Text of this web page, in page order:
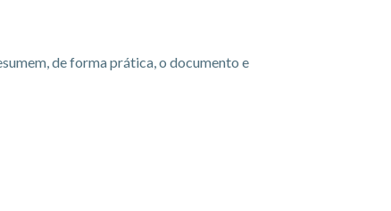
de forma prática, o documento e